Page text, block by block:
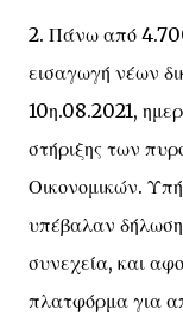
2. Πάνω από
εισαγωγή νέων
10η.08.2021,
στήριξης των
Οικονομικών.
υπέβαλαν δήλωση
συνεχεία, και
πλατφόρμα για